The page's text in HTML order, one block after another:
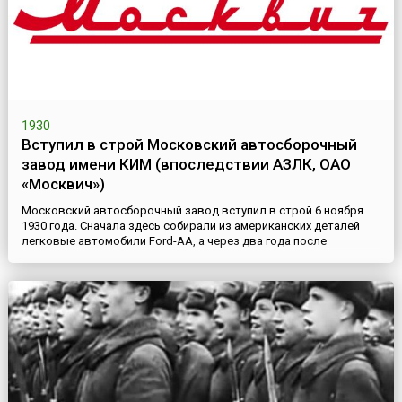
1930
Вступил в строй Московский автосборочный
завод имени КИМ (впоследствии АЗЛК, ОАО
«Москвич»)
Московский автосборочный завод вступил в строй 6 ноября
1930 года. Сначала здесь собирали из американских деталей
легковые автомобили Ford-AA, а через два года после
комплектующих. 15 января 1939 года автосборочный завод
имени КИМ (Коммунистического Интернационала Молодежи )
был переименован в «Мо...